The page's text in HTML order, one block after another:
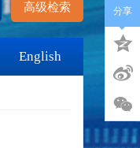
高级检索
English
分享